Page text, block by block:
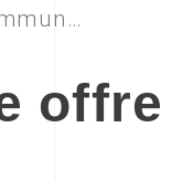
offre